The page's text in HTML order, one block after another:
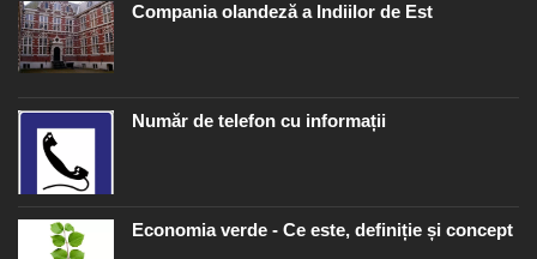
Compania olandeză a Indiilor de Est
Număr de telefon cu informații
Economia verde - Ce este, definiție și concept